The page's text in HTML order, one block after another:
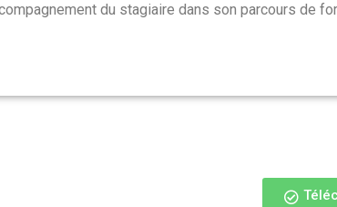
du stagiaire dans son parcours de